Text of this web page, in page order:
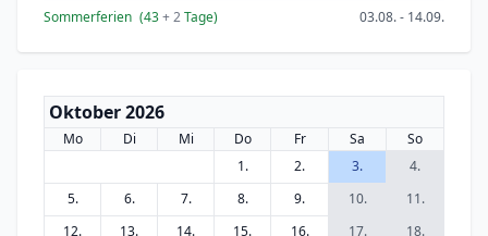
Sommerferien (43+ 2Tage) 03.08. - 14.09.
Oktober 2026
Mo Di Mi Do Fr Sa
So
1.
2. 3.
4.
5.
6. 7. 8. 9. 10.
11.
12.
13. 14. 15. 16. 17.
18.